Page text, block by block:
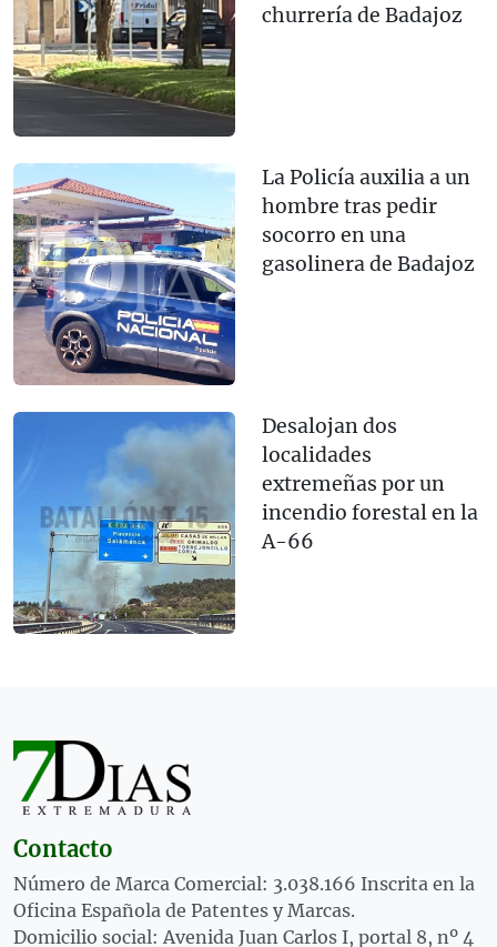
churrería de Badajoz
La Policía auxilia a un
hombre tras pedir
socorro en una
gasolinera de Badajoz
Desalojan dos
localidades
extremeñas por un
incendio forestal en la
A-66
Contacto
Número de Marca Comercial: 3.038.166 Inscrita en la
Oficina Española de Patentes y Marcas.
Domicilio social: Avenida Juan Carlos I, portal 8, nº 4